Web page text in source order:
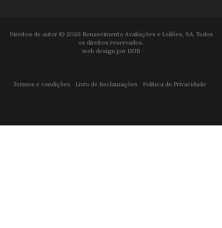
Direitos de autor © 2026 Renascimento Avaliações e Leilões, SA. Todos
os direitos reservados.
web design por HUB
Termos e condições Livro de Reclamações Política de Privacidade